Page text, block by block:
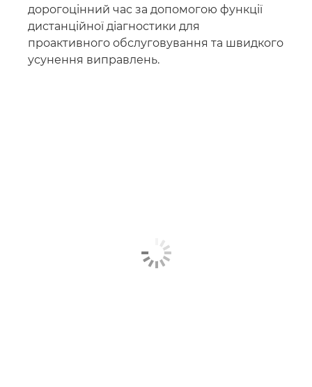
дорогоцінний час за допомогою функції
дистанційної діагностики для
проактивного обслуговування та швидкого
усунення виправлень.